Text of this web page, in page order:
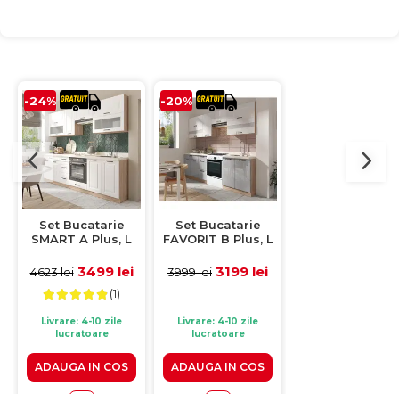
-24%
Set Bucatarie
SMART A Plus, L
fara blat
corp sonoma,
4623 lei 3499 lei
(1)
Livrare: 4-10 zile
lucratoare
ADAUGA IN COS
-20%
Set Bucatarie
FAVORIT B Plus, L
fara blat
superioare alb
lucios + fronturi
corpuri inferioare
latte lucios
3999 lei 3199 lei
Livrare: 4-10 zile
lucratoare
ADAUGA IN COS